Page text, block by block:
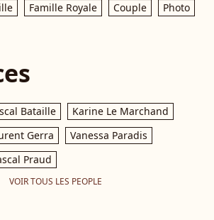
Famille Royale Couple Photo
Bataille
Karine Le Marchand
Gerra
Vanessa Paradis
Praud
VOIR TOUS LES PEOPLE